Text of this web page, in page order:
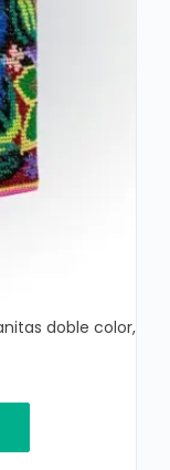
doble color,